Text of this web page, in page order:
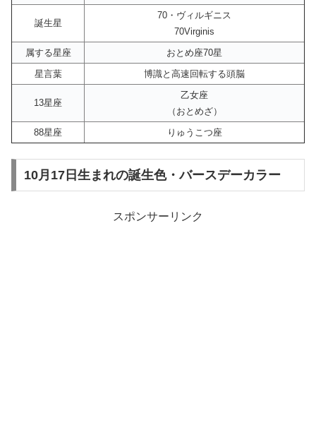
誕生星
70・ヴィルギニス
70Virginis
属する星座
おとめ座70星
星言葉
博識と高速回転する頭脳
13星座
乙女座
（おとめざ）
88星座
りゅうこつ座
10月17日生まれの誕生色・バースデーカラー
スポンサーリンク